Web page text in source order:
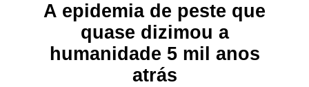
A epidemia de peste que
quase dizimou a
humanidade 5 mil anos
atrás